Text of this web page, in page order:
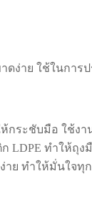
ง่าย ใช้ในการ
กระชับมือ ใช้ง
LDPE ทำให้
ย ทำให้มั่นใจทุก